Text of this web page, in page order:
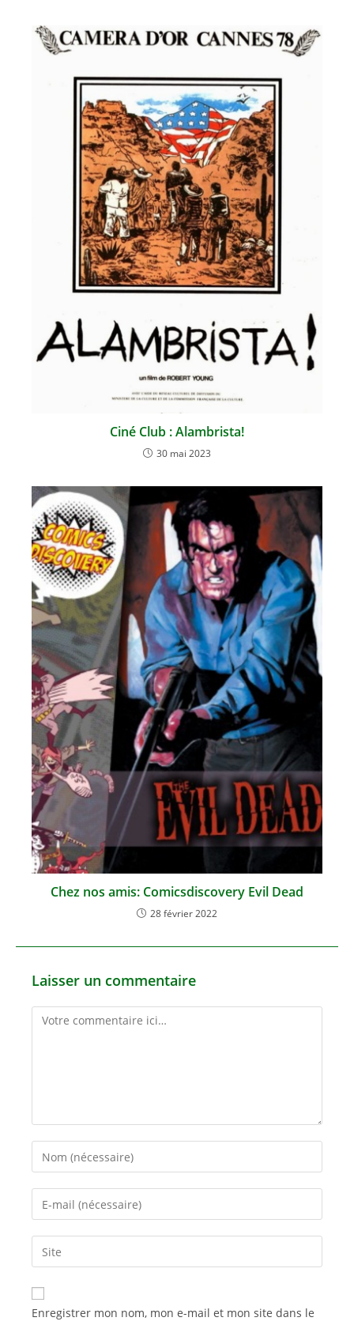
Ciné Club : Alambrista!
30 mai 2023
Chez nos amis: Comicsdiscovery Evil Dead
28 février 2022
Laisser un commentaire
Comment
Enter
your
name
comment
Enter
your
email
address
comment
Saisir
l’URL
de
votre
Enregistrer mon nom, mon e-mail et mon site dans le